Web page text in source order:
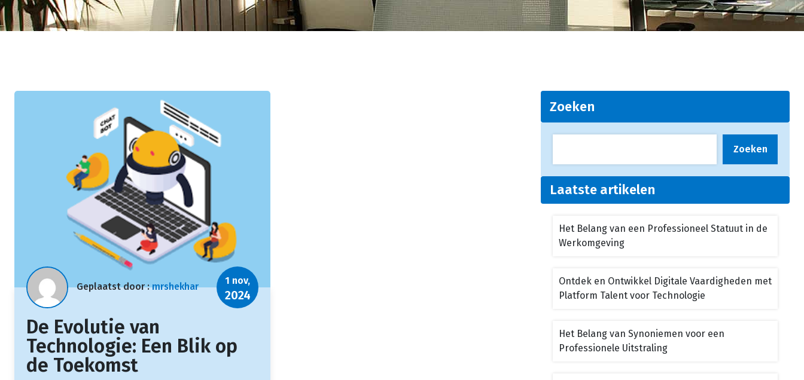
Geplaatst door :mrshekhar
1 nov,
2024
De Evolutie van
Technologie: Een Blik op
de Toekomst
Zoeken
Zoeken
Laatste artikelen
Het Belang van een Professioneel Statuut in de
Werkomgeving
Ontdek en Ontwikkel Digitale Vaardigheden met
Platform Talent voor Technologie
Het Belang van Synoniemen voor een
Professionele Uitstraling